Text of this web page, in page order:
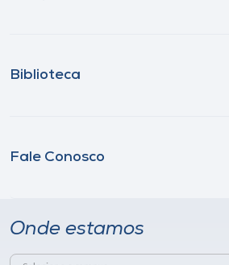
Biblioteca
Fale Conosco
Onde estamos